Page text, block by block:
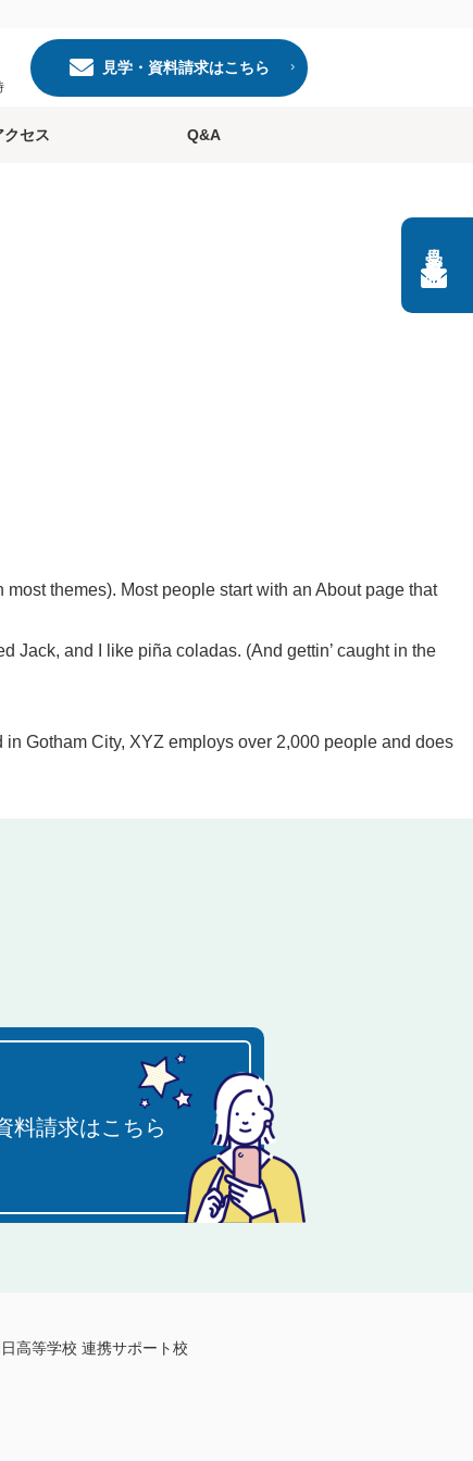
見学・資料請求はこちら
クセス Q&A
themes). Most people start with an About page that
Jack, and I like piña coladas. (And gettin’ caught in the
Gotham City, XYZ employs over 2,000 people and does
料請求はこちら
高等学校 連携サポート校
見学・資料請求